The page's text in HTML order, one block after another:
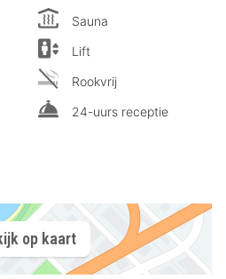
Sauna
Lift
Rookvrij
24-uurs receptie
op kaart